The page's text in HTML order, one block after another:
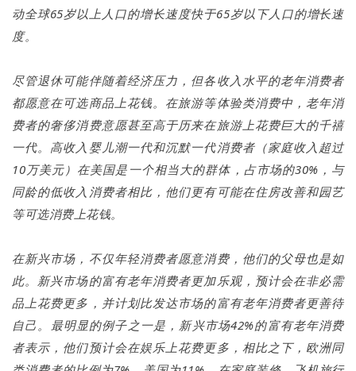
动全球65岁以上人口的增长速度快于65岁以下人口的增长速
度。
尽管退休可能伴随着经济压力，但各收入水平的老年消费者
都愿意在可选商品上花钱。在旅游等体验类消费中，老年消
费者的奢侈消费意愿甚至高于历来在旅游上花费巨大的千禧
一代。高收入婴儿潮一代和沉默一代消费者（家庭收入超过
10万美元）在美国是一个相当大的群体，占市场的30%，与
同龄的低收入消费者相比，他们更有可能在住房改善和园艺
等可选消费上花钱。
在新兴市场，不仅年轻消费者愿意消费，他们的父母也是如
此。新兴市场的富有老年消费者更加乐观，预计会在非必需
品上花费更多，并计划比发达市场的富有老年消费者更善待
自己。最明显的例子之一是，新兴市场42%的富有老年消费
者表示，他们预计会在娱乐上花费更多，相比之下，欧洲同